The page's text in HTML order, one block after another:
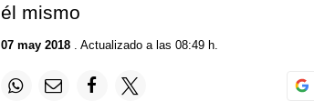
él mismo
07 may 2018. Actualizado a las 08:49 h.